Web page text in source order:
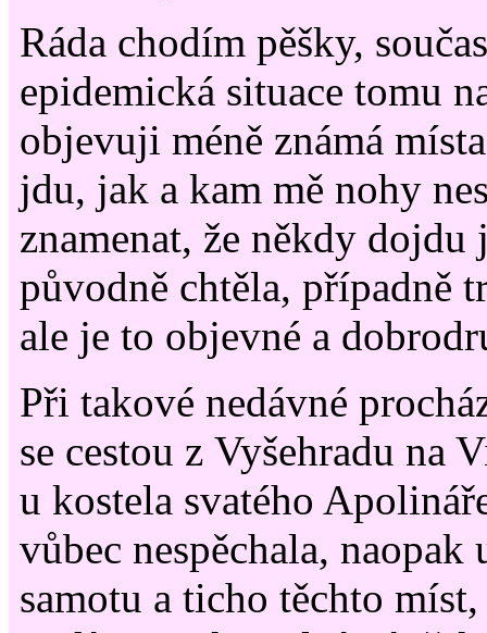
Ráda chodím pěšky,
epidemická situace tomu
objevuji méně známá
jdu, jak a kam mě nohy
znamenat, že někdy dojdu
původně chtěla, případně
ale je to objevné a
Při takové nedávné
se cestou z Vyšehradu na
u kostela svatého
vůbec nespěchala, naopak
samotu a ticho těchto míst,